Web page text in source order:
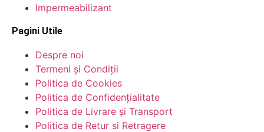
Impermeabilizant
Pagini Utile
Despre noi
Termeni și Condiții
Politica de Cookies
Politica de Confidențialitate
Politica de Livrare și Transport
Politica de Retur si Retragere